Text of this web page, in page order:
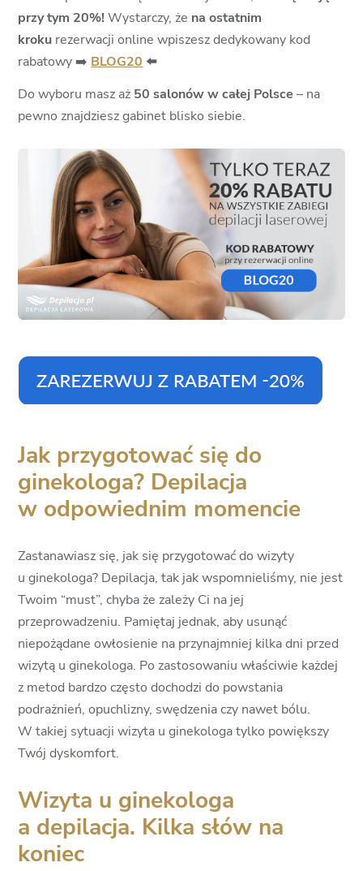
przy tym 20%!Wystarczy, że na ostatnim
kroku rezerwacji online wpiszesz dedykowany kod
rabatowy ➡️ BLOG20 ⬅️
Do wyboru masz aż 50 salonów w całej Polsce – na
pewno znajdziesz gabinet blisko siebie.
Jak przygotować się do
ginekologa? Depilacja
w odpowiednim momencie
Zastanawiasz się, jak się przygotować do wizyty
u ginekologa? Depilacja, tak jak wspomnieliśmy, nie jest
Twoim “must”, chyba że zależy Ci na jej
przeprowadzeniu. Pamiętaj jednak, aby usunąć
niepożądane owłosienie na przynajmniej kilka dni przed
wizytą u ginekologa. Po zastosowaniu właściwie każdej
z metod bardzo często dochodzi do powstania
podrażnień, opuchlizny, swędzenia czy nawet bólu.
W takiej sytuacji wizyta u ginekologa tylko powiększy
Twój dyskomfort.
Wizyta u ginekologa
a depilacja. Kilka słów na
koniec